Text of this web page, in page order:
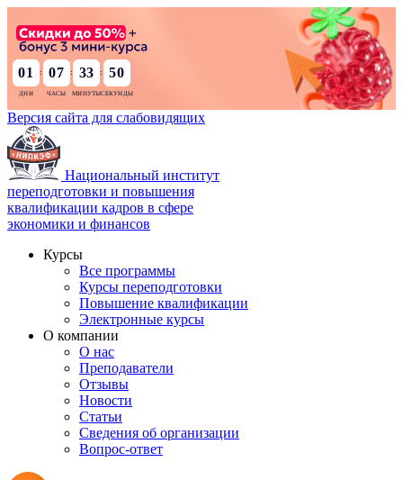
01 : 07 : 33 : 48
Версия сайта для слабовидящих
Национальный институт
переподготовки и повышения
квалификации кадров в сфере
экономики и финансов
Курсы
Все программы
Курсы переподготовки
Повышение квалификации
Электронные курсы
О компании
О нас
Преподаватели
Отзывы
Новости
Статьи
Сведения об организации
Вопрос-ответ